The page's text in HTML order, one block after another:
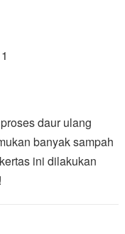
daur ulang
banyak sampah
ini dilakukan